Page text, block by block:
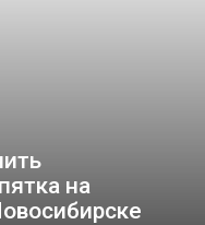
на